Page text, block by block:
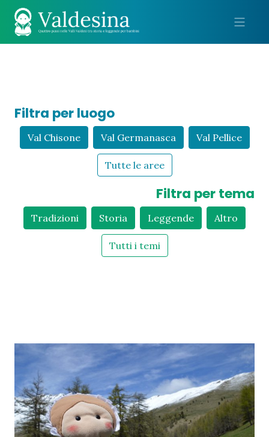
Filtra per luogo
Val Chisone Val Germanasca Val Pellice
Tutte le aree
Filtra per tema
Tradizioni Storia Leggende Altro
Tutti i temi